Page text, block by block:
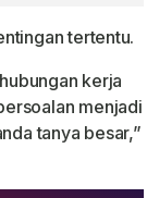
tertentu.
kerja
menjadi
tanya besar,”